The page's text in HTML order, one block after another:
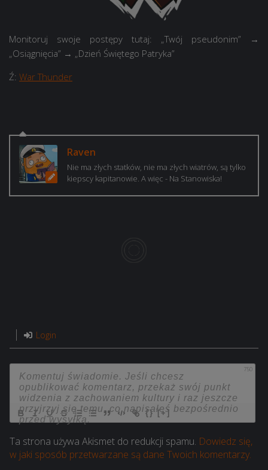
Monitoruj swoje postępy tutaj: „Twój pseudonim” →
„Osiągnięcia” → „Dzień Świętego Patryka”
Ź: War Thunder
Raven
Nie ma złych statków, nie ma złych wiatrów, są tylko
kiepscy kapitanowie. A więc - Na Stanowiska!
Login
750
{} [+]
Ta strona używa Akismet do redukcji spamu. Dowiedz się,
w jaki sposób przetwarzane są dane Twoich komentarzy.